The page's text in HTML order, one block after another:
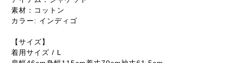
素材：コットン
カラー: インディゴ
【サイズ】
着用サイズ / L